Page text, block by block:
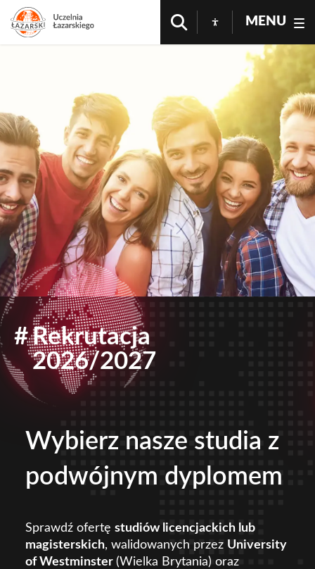
MENU
#Rekrutacja
2026/2027
Wybierz nasze studia z
podwójnym dyplomem
Sprawdź ofertę studiów licencjackich lub
magisterskich, walidowanych przez University
of Westminster (Wielka Brytania) oraz